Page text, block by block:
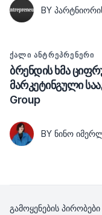
BY
ᲥᲐᲚᲘ ᲐᲜᲢᲠᲔᲞᲠᲔᲜᲔᲠᲘ
ბრენდის ხმა
მარკეტინგული
Group
BY ᲜᲘᲜᲝ
გამოყენების პირობები